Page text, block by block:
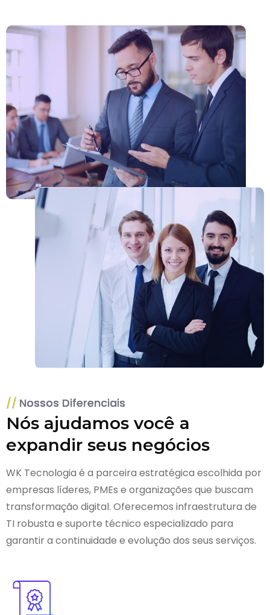
Nossos Diferenciais
Nós ajudamos você a
expandir seus negócios
WK Tecnologia é a parceira estratégica escolhida por
empresas líderes, PMEs e organizações que buscam
transformação digital. Oferecemos infraestrutura de
TI robusta e suporte técnico especializado para
garantir a continuidade e evolução dos seus serviços.